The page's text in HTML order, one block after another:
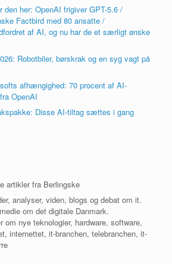
den her: OpenAI frigiver GPT-5.6 /
Factbird med 80 ansatte /
af AI, og nu har de et særligt ønske
Robotbiler, børskrak og en syg vagt på
afhængighed: 70 procent af AI-
OpenAI
Disse AI-tiltag sættes i gang
artikler fra Berlingske
analyser, viden, blogs og debat om it.
om det digitale Danmark.
om nye teknologier, hardware, software,
internettet, it-branchen, telebranchen, it-